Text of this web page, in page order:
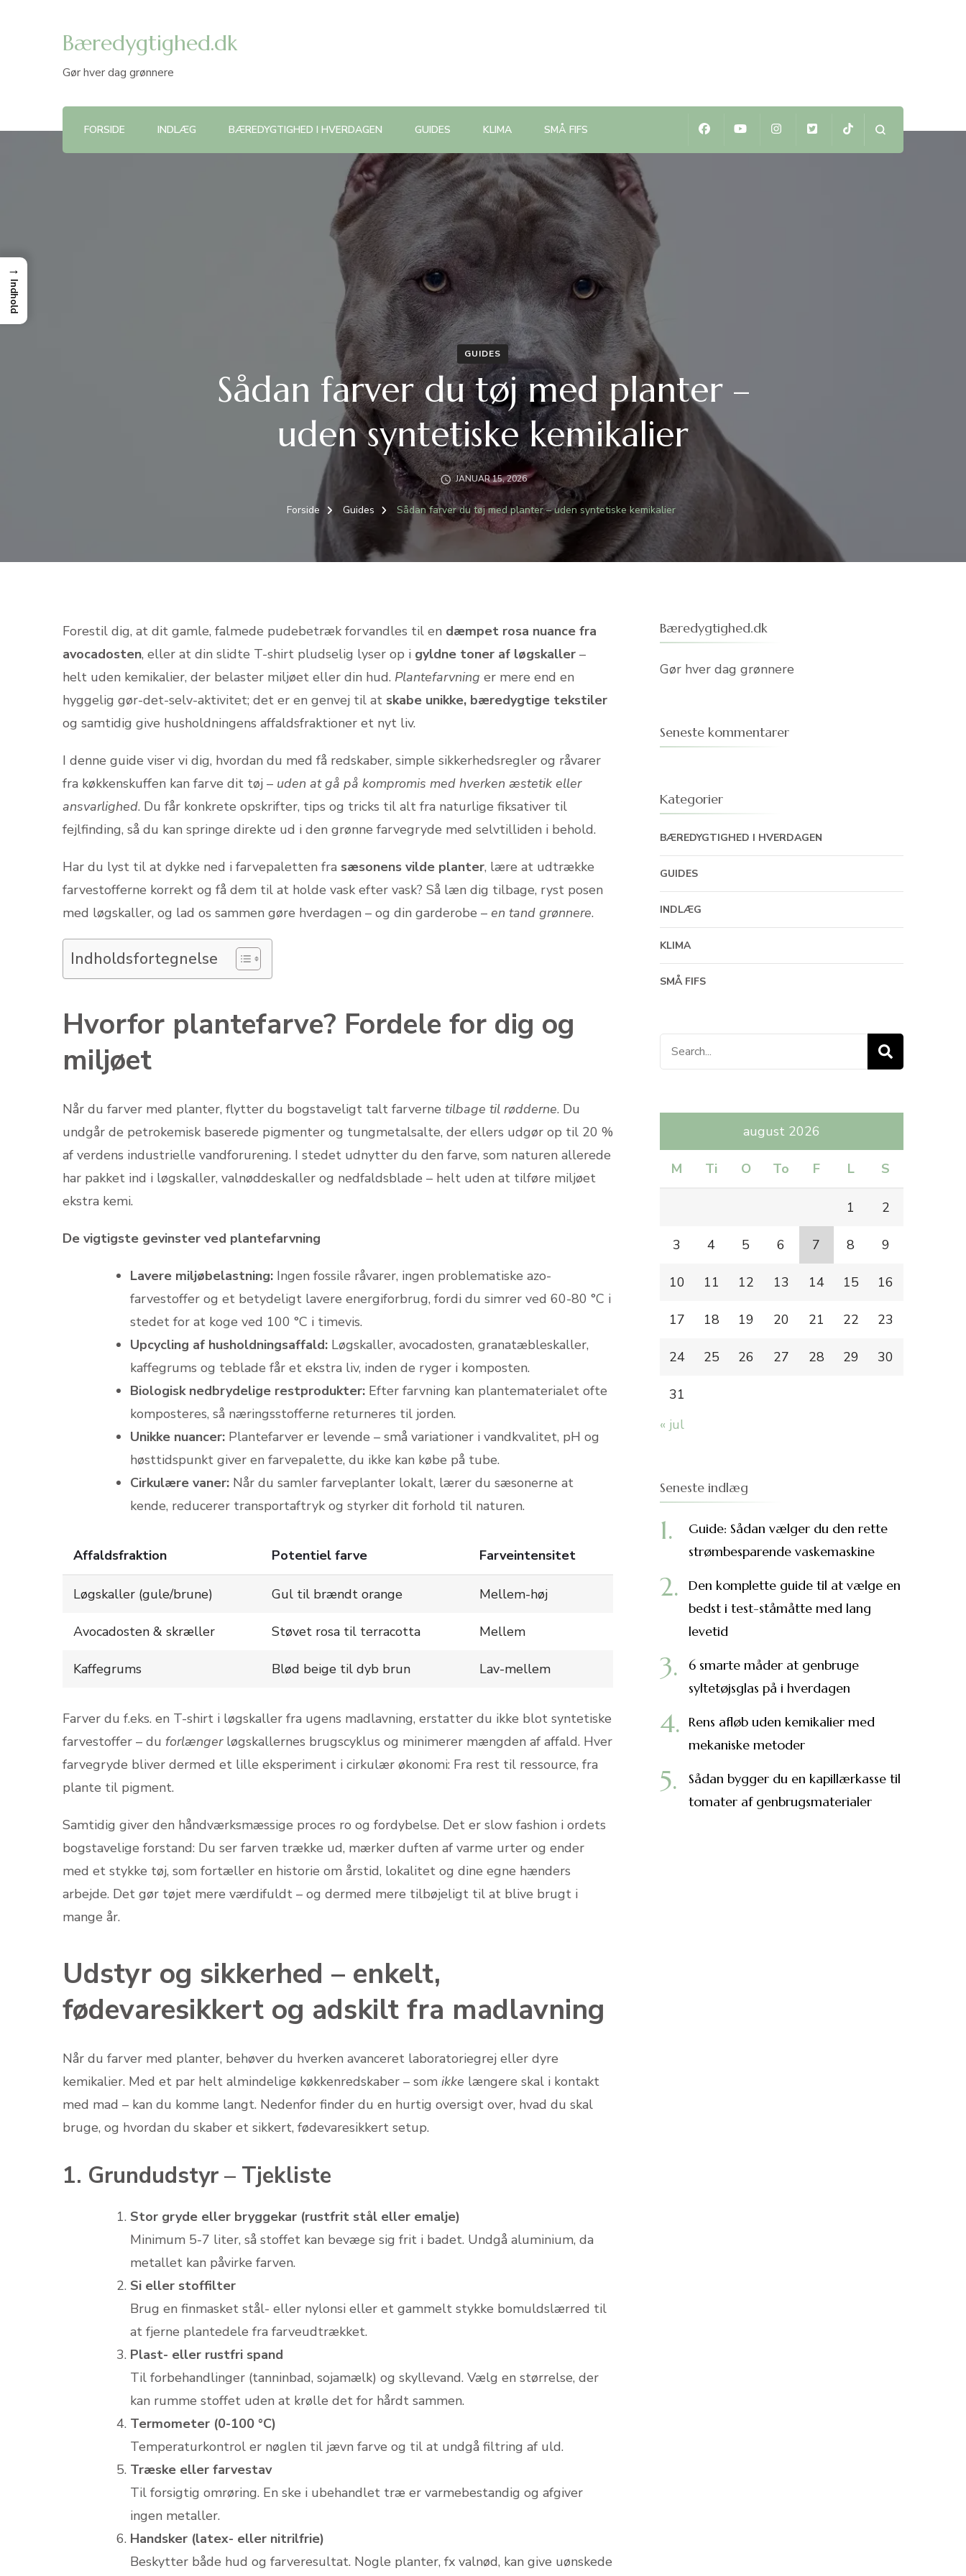
Bæredygtighed.dk
Gør hver dag grønnere
FORSIDE INDLÆG BÆREDYGTIGHED I HVERDAGEN GUIDES KLIMA SMÅ FIFS
GUIDES
Sådan farver du tøj med planter –
uden syntetiske kemikalier
JANUAR 15, 2026
Forside Guides Sådan farver du tøj med planter – uden syntetiske kemikalier
Forestil dig, at dit gamle, falmede pudebetræk forvandles til en dæmpet rosa nuance fra
avocadosten, eller at din slidte T-shirt pludselig lyser op i gyldne toner af løgskaller –
helt uden kemikalier, der belaster miljøet eller din hud. Plantefarvning er mere end en
hyggelig gør-det-selv-aktivitet; det er en genvej til at skabe unikke, bæredygtige tekstiler
og samtidig give husholdningens affaldsfraktioner et nyt liv.
I denne guide viser vi dig, hvordan du med få redskaber, simple sikkerhedsregler og råvarer
fra køkkenskuffen kan farve dit tøj – uden at gå på kompromis med hverken æstetik eller
ansvarlighed. Du får konkrete opskrifter, tips og tricks til alt fra naturlige fiksativer til
fejlfinding, så du kan springe direkte ud i den grønne farvegryde med selvtilliden i behold.
Har du lyst til at dykke ned i farvepaletten fra sæsonens vilde planter, lære at udtrække
farvestofferne korrekt og få dem til at holde vask efter vask? Så læn dig tilbage, ryst posen
med løgskaller, og lad os sammen gøre hverdagen – og din garderobe – en tand grønnere.
Indholdsfortegnelse
Hvorfor plantefarve? Fordele for dig og
miljøet
Når du farver med planter, flytter du bogstaveligt talt farverne tilbage til rødderne. Du
undgår de petrokemisk baserede pigmenter og tungmetalsalte, der ellers udgør op til 20 %
af verdens industrielle vandforurening. I stedet udnytter du den farve, som naturen allerede
har pakket ind i løgskaller, valnøddeskaller og nedfaldsblade – helt uden at tilføre miljøet
ekstra kemi.
De vigtigste gevinster ved plantefarvning
Lavere miljøbelastning: Ingen fossile råvarer, ingen problematiske azo-
farvestoffer og et betydeligt lavere energiforbrug, fordi du simrer ved 60-80 °C i
stedet for at koge ved 100 °C i timevis.
Upcycling af husholdningsaffald: Løgskaller, avocadosten, granatæbleskaller,
kaffegrums og teblade får et ekstra liv, inden de ryger i komposten.
Biologisk nedbrydelige restprodukter: Efter farvning kan plantematerialet ofte
komposteres, så næringsstofferne returneres til jorden.
Unikke nuancer: Plantefarver er levende – små variationer i vandkvalitet, pH og
høsttidspunkt giver en farvepalette, du ikke kan købe på tube.
Cirkulære vaner: Når du samler farveplanter lokalt, lærer du sæsonerne at
kende, reducerer transport­aftryk og styrker dit forhold til naturen.
Affaldsfraktion Potentiel farve Farveintensitet
Løgskaller (gule/brune) Gul til brændt orange Mellem-høj
Avocadosten & skræller Støvet rosa til terracotta Mellem
Kaffegrums Blød beige til dyb brun Lav-mellem
Farver du f.eks. en T-shirt i løgskaller fra ugens madlavning, erstatter du ikke blot syntetiske
farvestoffer – du forlængerløgskallernes brugscyklus og minimerer mængden af affald. Hver
farvegryde bliver dermed et lille eksperiment i cirkulær økonomi: Fra rest til ressource, fra
plante til pigment.
Samtidig giver den håndværksmæssige proces ro og fordybelse. Det er slow fashion i ordets
bogstavelige forstand: Du ser farven trække ud, mærker duften af varme urter og ender
med et stykke tøj, som fortæller en historie om årstid, lokalitet og dine egne hænders
arbejde. Det gør tøjet mere værdifuldt – og dermed mere tilbøjeligt til at blive brugt i
mange år.
Udstyr og sikkerhed – enkelt,
fødevaresikkert og adskilt fra madlavning
Når du farver med planter, behøver du hverken avanceret laboratoriegrej eller dyre
kemikalier. Med et par helt almindelige køkkenredskaber – som ikke længere skal i kontakt
med mad – kan du komme langt. Nedenfor finder du en hurtig oversigt over, hvad du skal
bruge, og hvordan du skaber et sikkert, fødevaresikkert setup.
1. Grundudstyr – Tjekliste
Stor gryde eller bryggekar (rustfrit stål eller emalje)
Minimum 5-7 liter, så stoffet kan bevæge sig frit i badet. Undgå aluminium, da
metallet kan påvirke farven.
Si eller stoffilter
Brug en finmasket stål- eller nylonsi eller et gammelt stykke bomuldslærred til
at fjerne plantedele fra farveudtrækket.
Plast- eller rustfri spand
Til forbehandlinger (tanninbad, sojamælk) og skyllevand. Vælg en størrelse, der
kan rumme stoffet uden at krølle det for hårdt sammen.
Termometer (0-100 °C)
Temperaturkontrol er nøglen til jævn farve og til at undgå filtring af uld.
Træske eller farvestav
Til forsigtig omrøring. En ske i ubehandlet træ er varmebestandig og afgiver
ingen metaller.
Handsker (latex- eller nitrilfrie)
Beskytter både hud og farve­resultat. Nogle planter, fx valnød, kan give uønskede
Bæredygtighed.dk
Gør hver dag grønnere
Seneste kommentarer
Kategorier
BÆREDYGTIGHED I HVERDAGEN
GUIDES
INDLÆG
KLIMA
SMÅ FIFS
Search
for:
august 2026
M Ti O To F L S
1 2
3 4 5 6 7 8 9
10 11 12 13 14 15 16
17 18 19 20 21 22 23
24 25 26 27 28 29 30
31
« jul
Seneste indlæg
Guide: Sådan vælger du den rette
strømbesparende vaskemaskine
Den komplette guide til at vælge en
bedst i test-ståmåtte med lang
levetid
6 smarte måder at genbruge
syltetøjsglas på i hverdagen
Rens afløb uden kemikalier med
mekaniske metoder
Sådan bygger du en kapillærkasse til
tomater af genbrugsmaterialer
→
Indhold